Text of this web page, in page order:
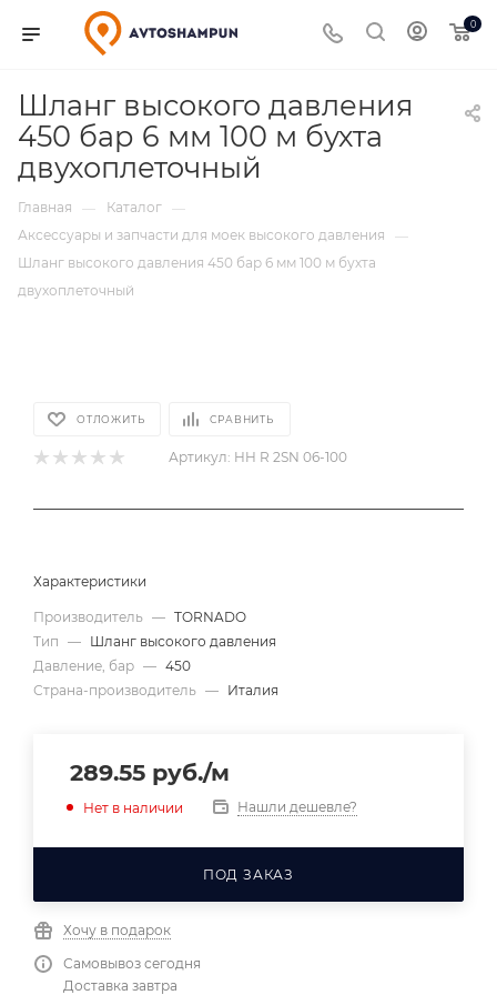
0
Шланг высокого давления
450 бар 6 мм 100 м бухта
двухоплеточный
Главная — Каталог —
Аксессуары и запчасти для моек высокого давления
—
Шланг высокого давления 450 бар 6 мм 100 м бухта
двухоплеточный
ОТЛОЖИТЬ СРАВНИТЬ
Артикул: HH R 2SN 06-100
Характеристики
Производитель — TORNADO
Тип — Шланг высокого давления
Давление, бар — 450
Страна-производитель — Италия
289.55 руб./м
Нет в наличии Нашли дешевле?
ПОД ЗАКАЗ
Хочу в подарок
Самовывоз сегодня
Доставка завтра